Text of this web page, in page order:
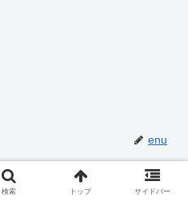
enu
検索 トップ サイドバー